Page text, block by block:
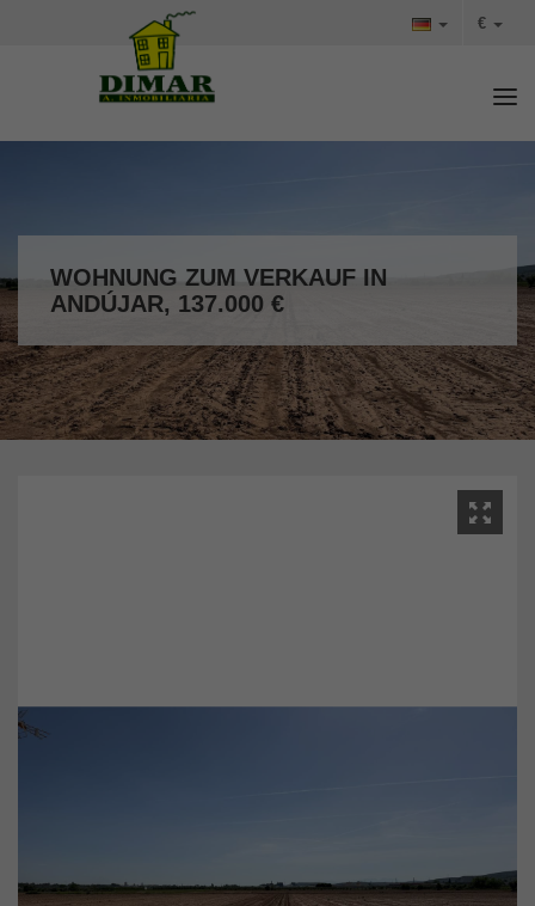
€
WOHNUNG ZUM VERKAUF IN
ANDÚJAR, 137.000 €